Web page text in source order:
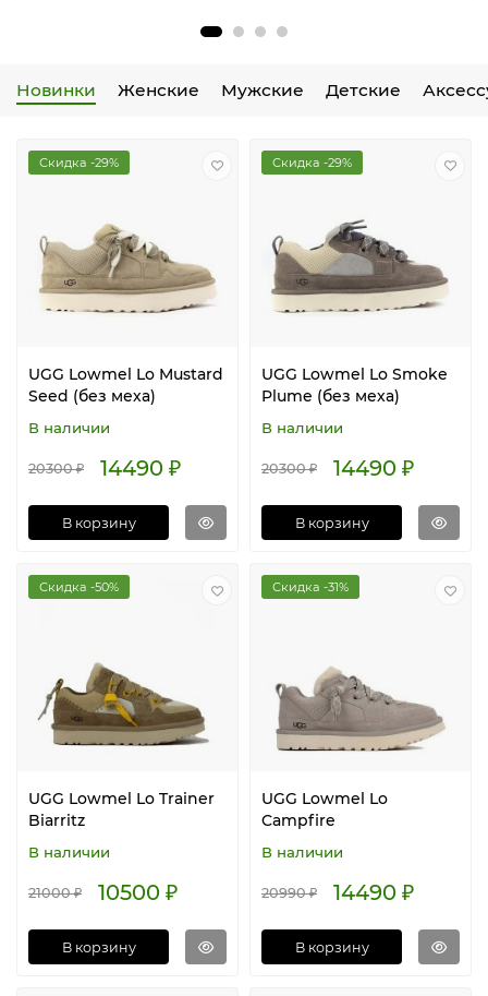
Новинки Женские Мужские Детские
Скидка -29%
UGG Lowmel Lo Mustard
Seed (без меха)
В наличии
20300 ₽ 14490 ₽
В корзину
Скидка -29%
UGG Lowmel Lo Smoke
Plume (без меха)
В наличии
20300 ₽ 14490 ₽
В корзину
Скидка -50%
UGG Lowmel Lo Trainer
Biarritz
В наличии
21000 ₽ 10500 ₽
В корзину
Скидка -31%
UGG Lowmel Lo
Campfire
В наличии
20990 ₽ 14490 ₽
В корзину